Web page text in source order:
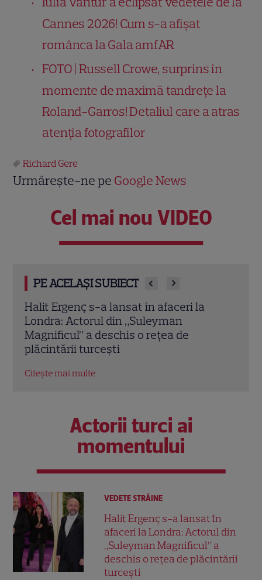
Cannes 2026! Cum s-a afișat
românca la Gala amfAR
FOTO | Russell Crowe, surprins în
momente de maximă tandrețe la
Roland-Garros! Detaliul care a atras
atenția fotografilor
Richard Gere
Urmărește-ne pe Google News
Cel mai nou VIDEO
PE ACELAȘI SUBIECT
Halit Ergenç s-a lansat în afaceri la
Londra: Actorul din „Suleyman
Magnificul” a deschis o rețea de
plăcintării turcești
Citește mai multe
Actorii turci ai
momentului
VEDETE STRĂINE
Halit Ergenç s-a lansat în
afaceri la Londra: Actorul din
„Suleyman Magnificul” a
deschis o rețea de plăcintării
turcești